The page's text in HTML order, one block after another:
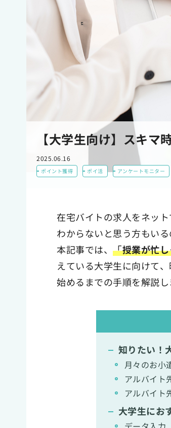
【大学生向け】スキ
2025.06.16
ポイント獲得 ポイ活 アンケートモニター
在宅バイトの求人をネッ
わからないと思う方もいる
本記事では、 「授業が忙
えている大学生に向けて
始めるまでの手順を解説し
知りたい！
月々のお小
アルバイト
アルバイト
大学生にお